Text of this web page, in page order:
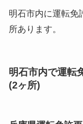
明石市内に運転免
所あります。
明石市内で運転
(2ヶ所)